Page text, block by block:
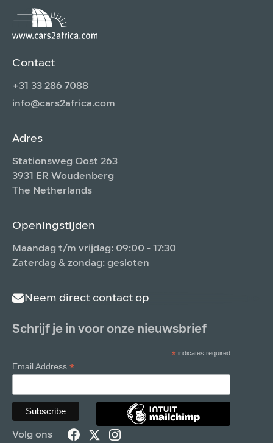
Contact
+31 33 286 7088
info@cars2africa.com
Adres
Stationsweg Oost 263
3931 ER Woudenberg
The Netherlands
Openingstijden
Maandag t/m vrijdag: 09:00 - 17:30
Zaterdag & zondag: gesloten
Neem direct contact op
Schrijf je in voor onze nieuwsbrief
*indicates required
Email Address*
Volg ons